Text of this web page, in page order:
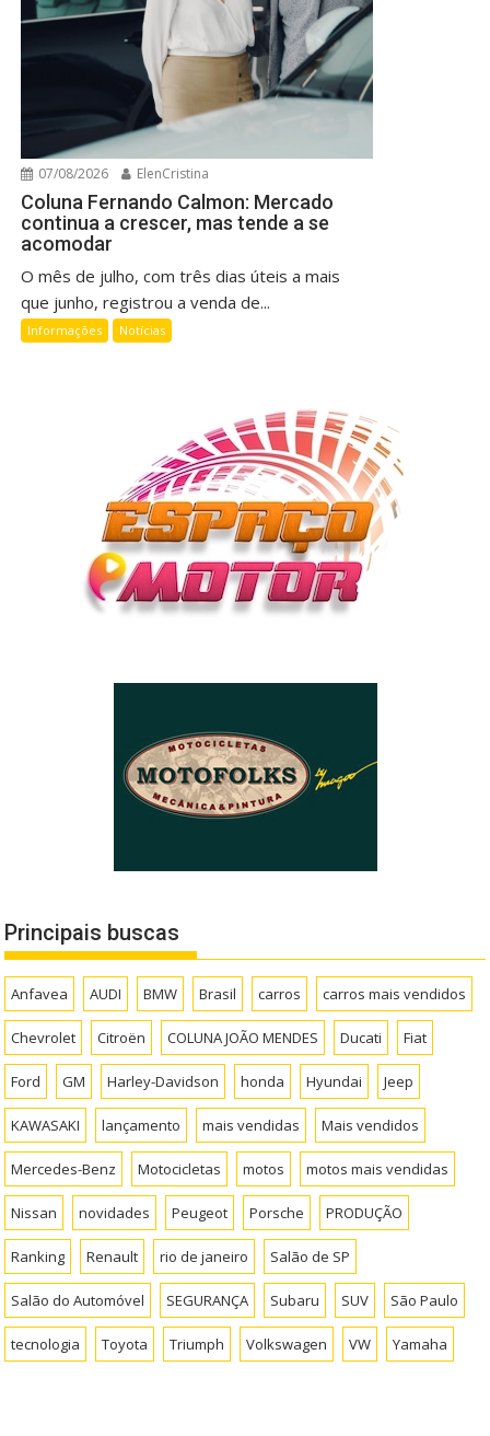
07/08/2026 ElenCristina
Coluna Fernando Calmon: Mercado
continua a crescer, mas tende a se
acomodar
O mês de julho, com três dias úteis a mais
que junho, registrou a venda de...
Informações Notícias
Principais buscas
Anfavea AUDI BMW Brasil carros carros mais vendidos
Chevrolet Citroën COLUNA JOÃO MENDES Ducati Fiat
Ford GM Harley-Davidson honda Hyundai Jeep
KAWASAKI lançamento mais vendidas Mais vendidos
Mercedes-Benz Motocicletas motos motos mais vendidas
Nissan novidades Peugeot Porsche PRODUÇÃO
Ranking Renault rio de janeiro Salão de SP
Salão do Automóvel SEGURANÇA Subaru SUV São Paulo
tecnologia Toyota Triumph Volkswagen VW Yamaha